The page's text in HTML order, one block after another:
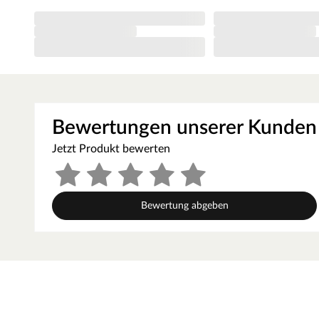
Ausstattung/Lieferumfang
Spielturm, Rutsche, Kletterwand, Sandkasten,
6 Haltegriffe, Montageanleitung
Mit Rutsche. Eine Wellenrutsche ist bereits im
Handgriffen in eine Wasserrutsche verwandeln. Hierfür
Bewertungen unserer Kunden
Jetzt Produkt bewerten
Bewertung abgeben